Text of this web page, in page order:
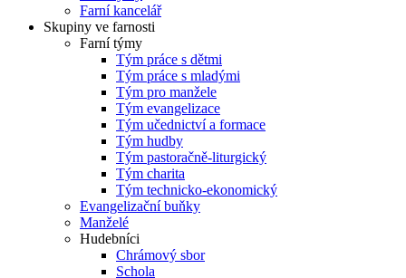
Farní kancelář
Skupiny ve farnosti
Farní týmy
Tým práce s dětmi
Tým práce s mladými
Tým pro manžele
Tým evangelizace
Tým učednictví a formace
Tým hudby
Tým pastoračně-liturgický
Tým charita
Tým technicko-ekonomický
Evangelizační buňky
Manželé
Hudebníci
Chrámový sbor
Schola